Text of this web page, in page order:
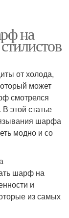
на
от холода,
может
смотрелся
этой статье
шарфа
модно и со
шарф на
и
из самых